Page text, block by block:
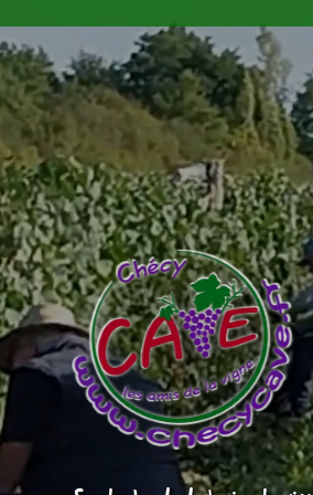
Notre
Nos vins
Le vignoble
Sur notre
Le salon des
Les exposants
Nous
Quitter